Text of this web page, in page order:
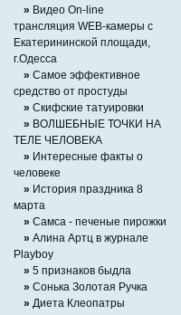
» Видео On-line
трансляция WEB-камеры с
Екатерининской площади,
г.Одесса
» Самое эффективное
средство от простуды
» Скифские татуировки
» ВОЛШЕБНЫЕ ТОЧКИ НА
ТЕЛЕ ЧЕЛОВЕКА
» Интересные факты о
человеке
» История праздника 8
марта
» Cамса - печеные пирожки
» Алина Артц в журнале
Playboy
» 5 признаков быдла
» Сонька Золотая Ручка
» Диета Клеопатры